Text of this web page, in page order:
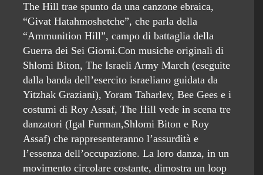
The Hill trae spunto da una canzone ebraica,
“Givat Hatahmoshetche”, che parla della
“Ammunition Hill”, campo di battaglia della
Guerra dei Sei Giorni.Con musiche originali di
Shlomi Biton, The Israeli Army March (eseguite
dalla banda dell’esercito israeliano guidata da
Yitzhak Graziani), Yoram Taharlev, Bee Gees e i
costumi di Roy Assaf, The Hill vede in scena tre
danzatori (Igal Furman,Shlomi Biton e Roy
Assaf) che rappresenteranno l’assurdità e
l’essenza dell’occupazione. La loro danza, in un
movimento circolare costante, dimostra un loop